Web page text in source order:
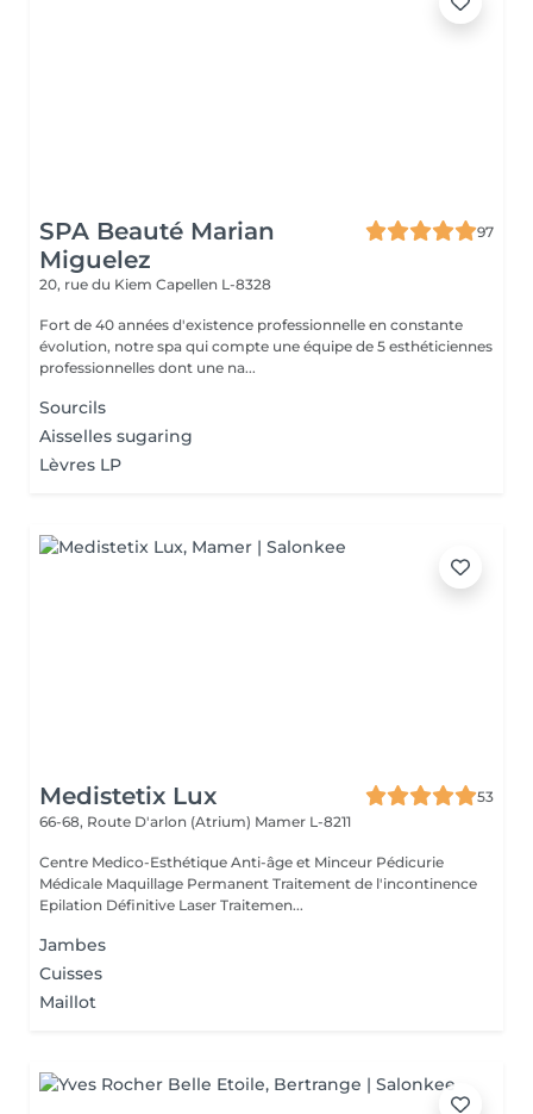
SPA Beauté Marian
Miguelez
97
20, rue du Kiem Capellen L-8328
Fort de 40 années d'existence professionnelle en constante
évolution, notre spa qui compte une équipe de 5 esthéticiennes
professionnelles dont une na...
Sourcils
Aisselles sugaring
Lèvres LP
Medistetix Lux
53
66-68, Route D'arlon (Atrium) Mamer L-8211
Centre Medico-Esthétique Anti-âge et Minceur Pédicurie
Médicale Maquillage Permanent Traitement de l'incontinence
Epilation Définitive Laser Traitemen...
Jambes
Cuisses
Maillot